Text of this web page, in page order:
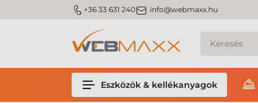
m_phone +36 33 631 240m_email info@webmaxx.hu
Eszközök & kellékanyagok